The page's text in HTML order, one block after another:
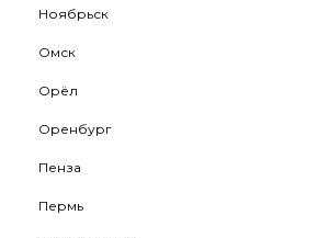
Ноябрьск
Омск
Орёл
Оренбург
Пенза
Пермь